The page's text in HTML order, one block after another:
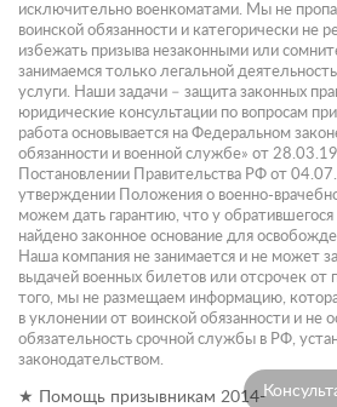
исключительно военкоматами. Мы не
воинской обязанности и категорически не
избежать призыва незаконными или
занимаемся только легальной
услуги. Наши задачи – защита законных
юридические консультации по вопросам
работа основывается на Федеральном
обязанности и военной службе» от
Постановлении Правительства РФ от
утверждении Положения о военно-
можем дать гарантию, что у
найдено законное основание для
Наша компания не занимается и не может
выдачей военных билетов или отсрочек от
того, мы не размещаем информацию,
в уклонении от воинской обязанности и не
обязательность срочной службы в РФ,
законодательством.
★ Помощь призывникам 2014-